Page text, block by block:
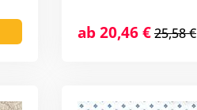
ab 20,46 €25,58 €